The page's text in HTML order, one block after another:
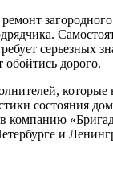
ремонт
серьезных
дорого.
которые
состояния
компанию
и